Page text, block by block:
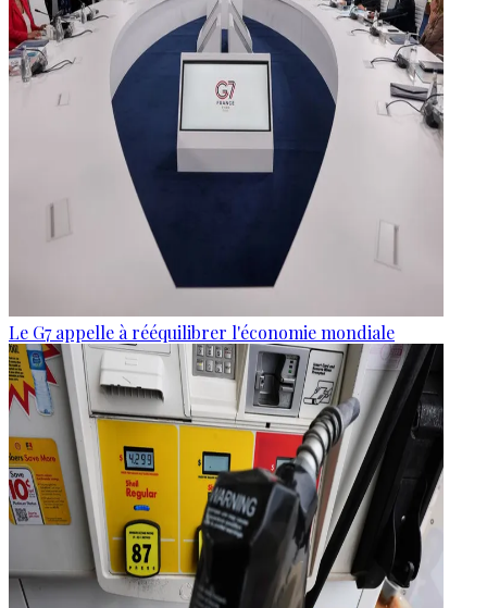
Le G7 appelle à rééquilibrer l'économie mondiale